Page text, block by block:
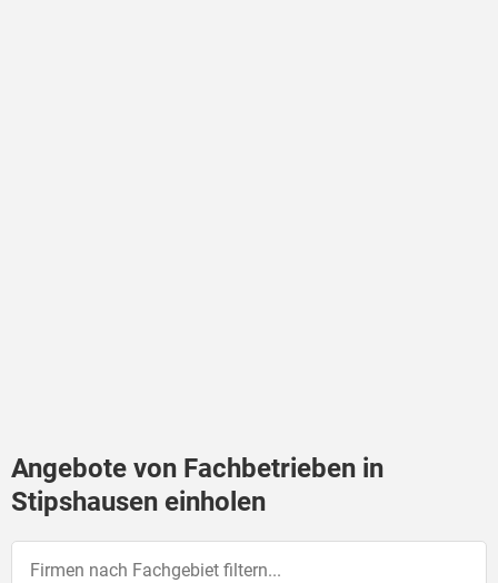
Angebote von Fachbetrieben in
Stipshausen einholen